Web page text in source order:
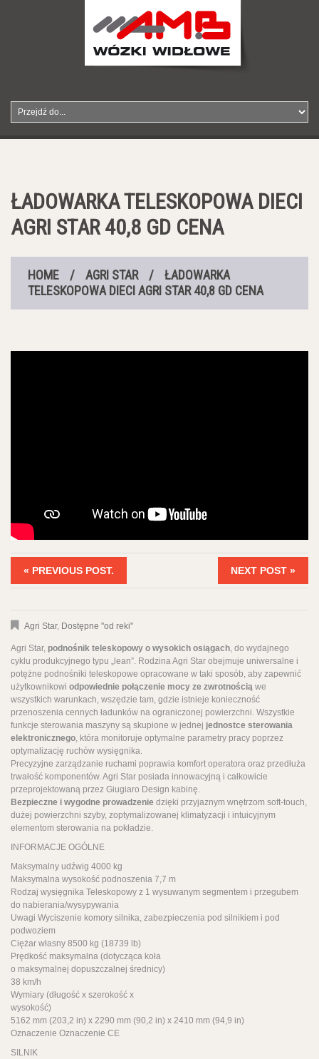
ŁADOWARKA TELESKOPOWA DIECI
AGRI STAR 40,8 GD CENA
HOME / AGRI STAR /
ŁADOWARKA
TELESKOPOWA DIECI AGRI STAR 40,8 GD CENA
« PREVIOUS POST. NEXT POST »
Agri Star, Dostępne "od reki"
Agri Star, podnośnik teleskopowy o wysokich osiągach, do wydajnego
cyklu produkcyjnego typu „lean”. Rodzina Agri Star obejmuje uniwersalne i
potężne podnośniki teleskopowe opracowane w taki sposób, aby zapewnić
użytkownikowi odpowiednie połączenie mocy ze zwrotnością we
wszystkich warunkach, wszędzie tam, gdzie istnieje konieczność
przenoszenia cennych ładunków na ograniczonej powierzchni. Wszystkie
funkcje sterowania maszyny są skupione w jednej jednostce sterowania
elektronicznego, która monitoruje optymalne parametry pracy poprzez
optymalizację ruchów wysięgnika.
Precyzyjne zarządzanie ruchami poprawia komfort operatora oraz przedłuża
trwałość komponentów. Agri Star posiada innowacyjną i całkowicie
przeprojektowaną przez Giugiaro Design kabinę.
Bezpieczne i wygodne prowadzenie dzięki przyjaznym wnętrzom soft-touch,
dużej powierzchni szyby, zoptymalizowanej klimatyzacji i intuicyjnym
elementom sterowania na pokładzie.
INFORMACJE OGÓLNE
Maksymalny udźwig 4000 kg
Maksymalna wysokość podnoszenia 7,7 m
Rodzaj wysięgnika Teleskopowy z 1 wysuwanym segmentem i przegubem
do nabierania/wysypywania
Uwagi Wyciszenie komory silnika, zabezpieczenia pod silnikiem i pod
podwoziem
Ciężar własny 8500 kg (18739 lb)
Prędkość maksymalna (dotycząca koła
o maksymalnej dopuszczalnej średnicy)
38 km/h
Wymiary (długość x szerokość x
wysokość)
5162 mm (203,2 in) x 2290 mm (90,2 in) x 2410 mm (94,9 in)
Oznaczenie Oznaczenie CE
SILNIK